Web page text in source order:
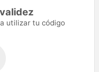
utilizar tu código